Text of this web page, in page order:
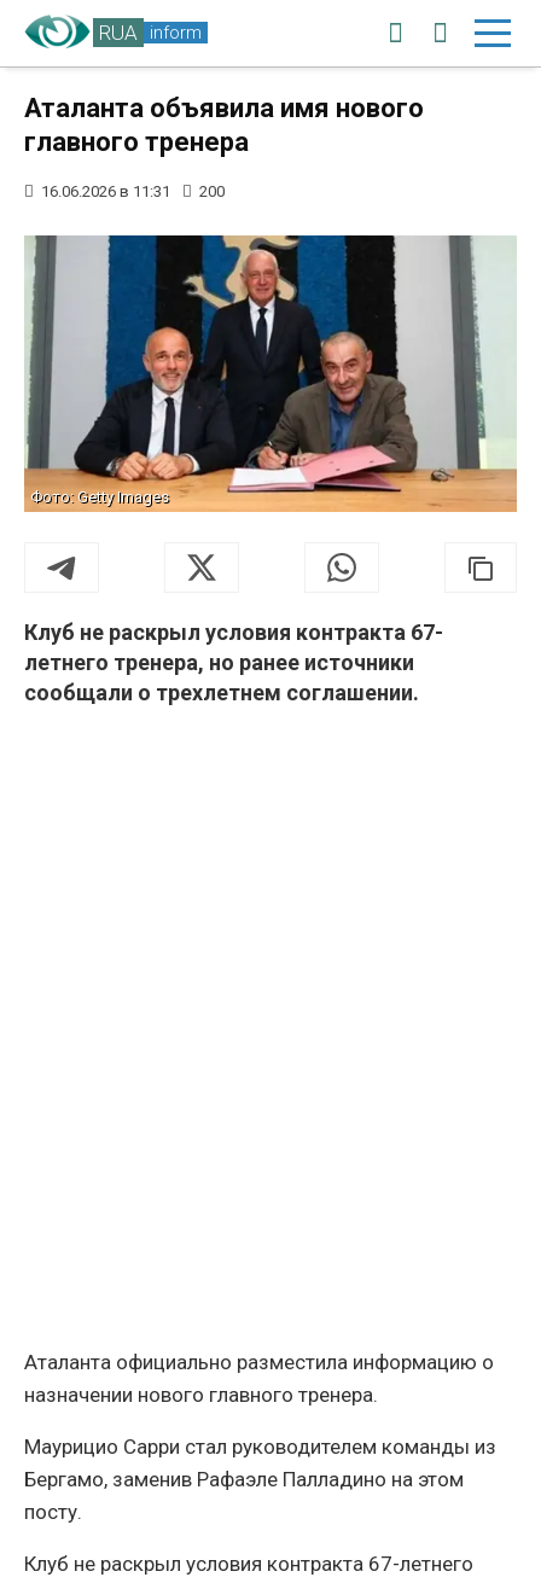
RUA inform
Аталанта объявила имя нового
главного тренера
16.06.2026 в 11:31 200
Фото: Getty Images
Клуб не раскрыл условия контракта 67-
летнего тренера, но ранее источники
сообщали о трехлетнем соглашении.
Аталанта официально разместила информацию о
назначении нового главного тренера.
Маурицио Сарри стал руководителем команды из
Бергамо, заменив Рафаэле Палладино на этом
посту.
Клуб не раскрыл условия контракта 67-летнего